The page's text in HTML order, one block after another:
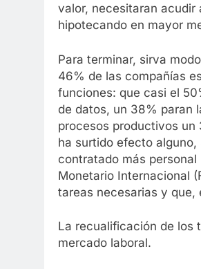
valor, necesitaran acudir
hipotecando en mayor
Para terminar, sirva
46% de las compañías
funciones: que casi el
de datos, un 38% paran
procesos productivos un
ha surtido efecto
contratado más
Monetario Internacional
tareas necesarias y que,
La recualificación de los
mercado laboral.